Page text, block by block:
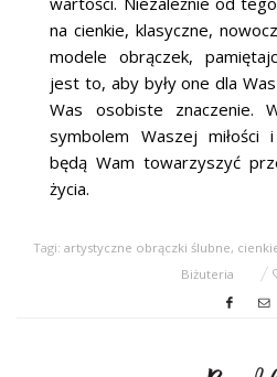
na cienkie, klasyczne,
modele obrączek,
jest to, aby były one dla
Was osobiste znaczenie.
symbolem Waszej miłości
będą Wam towarzyszyć
życia.
Tagi:artystyczne obrączki ślubne,
Biżuteria